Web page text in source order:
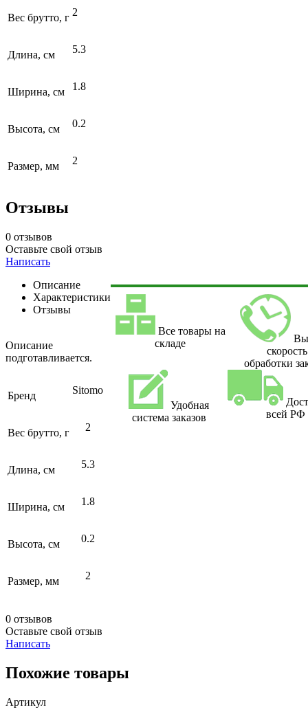
Вес брутто, г 2
Длина, см 5.3
Ширина, см 1.8
Высота, см 0.2
Размер, мм 2
Отзывы
0 отзывов
Оставьте свой отзыв
Написать
Описание
Характеристики
Отзывы
Описание
подготавливается.
Бренд Sitomo
Вес брутто, г 2
Длина, см 5.3
Ширина, см 1.8
Высота, см 0.2
Размер, мм 2
0 отзывов
Оставьте свой отзыв
Написать
Все товары на
складе
скорость
обработки
Удобная
система заказов
всей РФ
Похожие товары
Артикул